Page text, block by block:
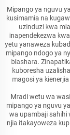
Mipango ya nguvu
kusimamia na
uzinduzi kwa
inapendekezwa
yetu yanaweza
mipango ndogo ya
biashara.
kuboresha
magosi ya
Mradi wetu wa
mipango ya nguvu
wa upambaji sahihi
njia itakayoweza